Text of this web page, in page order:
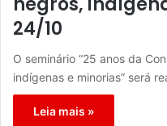
24/10
O seminário “25 anos da
indígenas e minorias” será
Leia mais »